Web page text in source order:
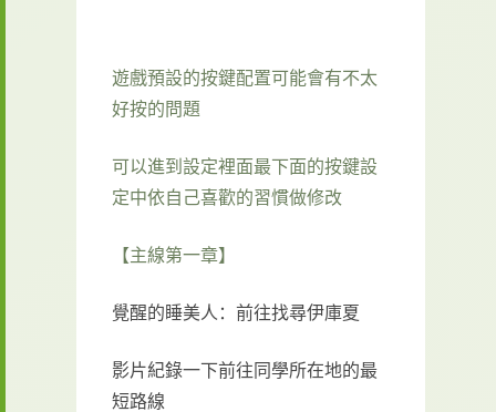
遊戲預設的按鍵配置可能會有不太
好按的問題
可以進到設定裡面最下面的按鍵設
定中依自己喜歡的習慣做修改
【主線第一章】
覺醒的睡美人：前往找尋伊庫夏
影片紀錄一下前往同學所在地的最
短路線